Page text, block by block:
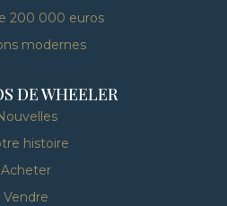
200 000 euros
modernes
DE WHEELER
histoire
Acheter
Vendre